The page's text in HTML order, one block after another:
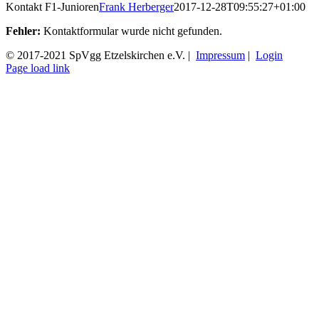
Kontakt F1-JuniorenFrank Herberger2017-12-28T09:55:27+01:00
Fehler: Kontaktformular wurde nicht gefunden.
© 2017-2021 SpVgg Etzelskirchen e.V. | Impressum | Login
Facebook
Instagram
Page load link